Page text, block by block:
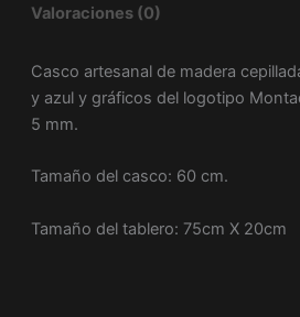
Valoraciones (0)
Casco artesanal de madera
y azul y gráficos del logotipo
5 mm.
Tamaño del casco: 60 cm.
Tamaño del tablero: 75cm X 20cm